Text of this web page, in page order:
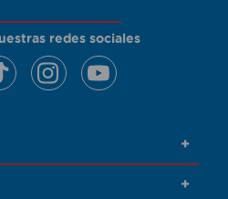
redes sociales
+
+